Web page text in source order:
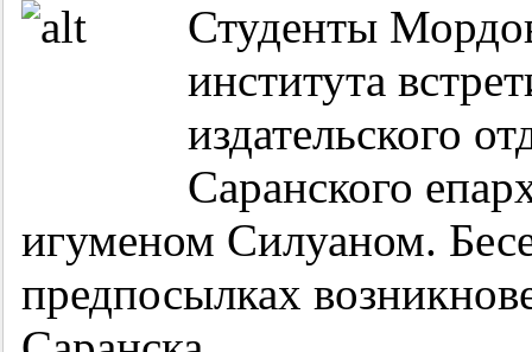
Студенты
института
издательского
Саранского
игуменом Силуаном.
предпосылках